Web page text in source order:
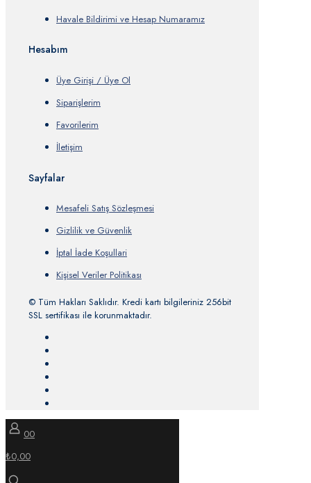
Havale Bildirimi ve Hesap Numaramız
Hesabım
Üye Girişi / Üye Ol
Siparişlerim
Favorilerim
İletişim
Sayfalar
Mesafeli Satış Sözleşmesi
Gizlilik ve Güvenlik
İptal İade Koşullari
Kişisel Veriler Politikası
© Tüm Hakları Saklıdır. Kredi kartı bilgileriniz 256bit
SSL sertifikası ile korunmaktadır.
00
₺0,00